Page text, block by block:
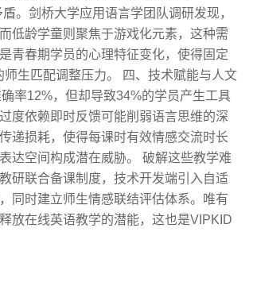
。剑桥大学应用语言学团队调研发现，
低龄学童则聚焦于游戏化元素，这种需
青春期学员的心理特征变化，使得固定
生匹配调整压力。 四、技术赋能与人文
率12%，但却导致34%的学员产生工具
度依赖即时反馈可能削弱语言思维的深
递损耗，使得每课时有效情感交流时长
达空间构成潜在威胁。 破解这些教学难
研联合备课制度，技术开发端引入自适
同时建立师生情感联结评估体系。唯有
放在线英语教学的潜能，这也是VIPKID